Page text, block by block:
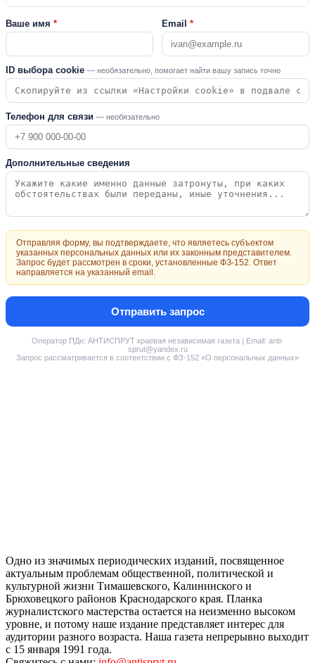
Ваше имя * Email *
ID выбора cookie — необязательно, помогает найти вашу запись точно
Телефон для связи — необязательно
Дополнительные сведения
Отправляя форму, вы подтверждаете, что являетесь субъектом
указанных персональных данных или их законным представителем.
Запрос будет рассмотрен в сроки, установленные ФЗ-152. Ответ
направляется на указанный email.
Отправить запрос
Оператор ПДн: АНТИСПРУТ краевая независимая газета | Email: anti-
sprut@yandex.ru
Запрос рассматривается в соответствии с ФЗ-152 «О персональных данных»
Одно из значимых периодических изданий, посвященное
актуальным проблемам общественной, политической и
культурной жизни Тимашевского, Калининского и
Брюховецкого районов Краснодарского края. Планка
журналистского мастерства остается на неизменно высоком
уровне, и потому наше издание представляет интерес для
аудитории разного возраста. Наша газета непрерывно выходит
с 15 января 1991 года.